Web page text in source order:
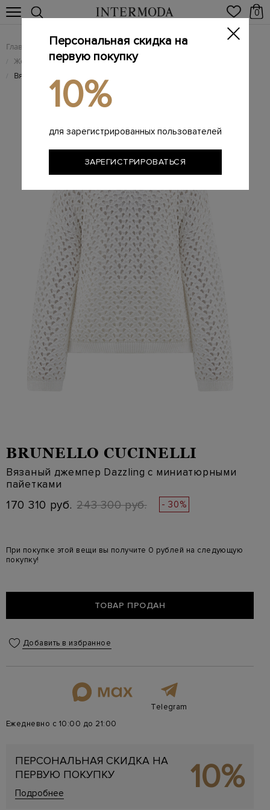
0
Главная Женщинам / Женская одежда
/ Женский трикотаж
/ Вязаный джемпер Dazzling с миниатюрными пайетками
BRUNELLO CUCINELLI
Вязаный джемпер Dazzling с миниатюрными
пайетками
170 310 руб. 243 300 руб. - 30%
При покупке этой вещи вы получите 0 рублей на следующую
покупку!
ТОВАР ПРОДАН
Добавить в избранное
Telegram
Ежедневно с 10:00 до 21:00
ПЕРСОНАЛЬНАЯ СКИДКА НА
ПЕРВУЮ ПОКУПКУ
Подробнее 10%
Персональная скидка на
первую покупку
10%
для зарегистрированных пользователей
ЗАРЕГИСТРИРОВАТЬСЯ